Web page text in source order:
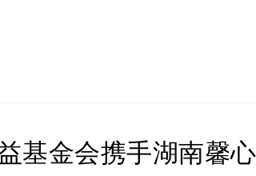
基金会携手湖南馨